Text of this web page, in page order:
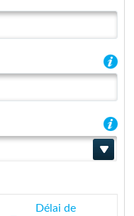
Délai de